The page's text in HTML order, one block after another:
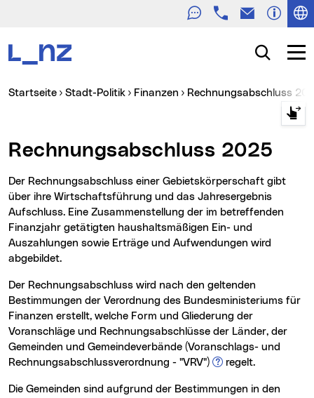
TelefonE-Mail
Suche
Sie sind hier:
Startseite Stadt-Politik Finanzen Rechnungsabschluss
Rechnungsabschluss 2025
Der Rechnungsabschluss einer Gebietskörperschaft gibt
über ihre Wirtschaftsführung und das Jahresergebnis
Aufschluss. Eine Zusammenstellung der im betreffenden
Finanzjahr getätigten haushaltsmäßigen Ein- und
Auszahlungen sowie Erträge und Aufwendungen wird
abgebildet.
Der Rechnungsabschluss wird nach den geltenden
Bestimmungen der Verordnung des Bundesministeriums für
Finanzen erstellt, welche Form und Gliederung der
Voranschläge und Rechnungsabschlüsse der Länder, der
Gemeinden und Gemeindeverbände (Voranschlags- und
Rechnungsabschlussverordnung - "VRV")
Glossareintrag
regelt.
Die Gemeinden sind aufgrund der Bestimmungen in den